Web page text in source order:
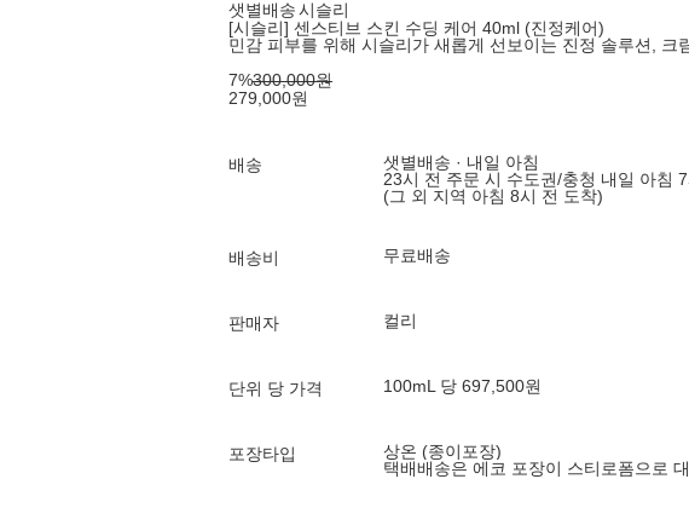
샛별배송시슬리
[시슬리] 센스티브 스킨 수딩 케어 40ml (진정케어)
민감 피부를 위해 시슬리가 새롭게 선보이는 진정 솔루션, 크
7%300,000원
279,000원
배송
샛별배송 · 내일 아침
23시 전 주문 시 수도권/충청 내일 아침
(그 외 지역 아침 8시 전 도착)
배송비 무료배송
판매자 컬리
단위 당 가격 100mL 당 697,500원
포장타입
상온 (종이포장)
택배배송은 에코 포장이 스티로폼으로